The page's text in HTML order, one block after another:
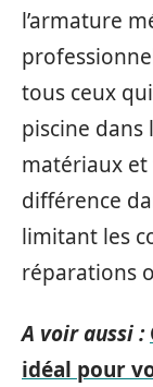
l’armature
tous ceux
piscine dans
matériaux
différence
limitant les
réparations
A voir aussi :
idéal pour